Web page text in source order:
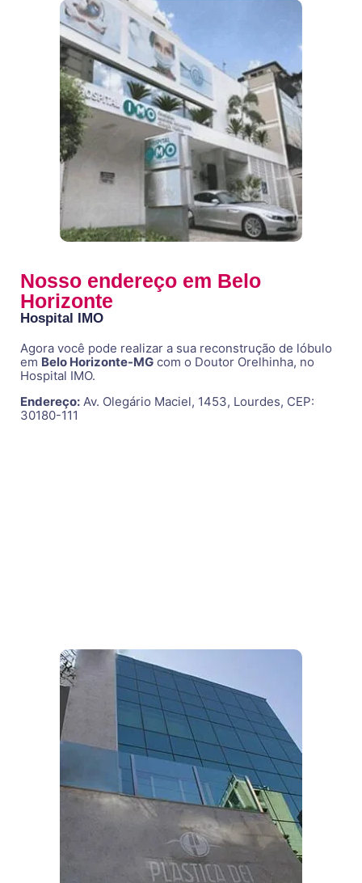
Nosso endereço em Belo
Horizonte
Hospital IMO
Agora você pode realizar a sua reconstrução de lóbulo
em Belo Horizonte-MG com o Doutor Orelhinha, no
Hospital IMO.
Endereço: Av. Olegário Maciel, 1453, Lourdes, CEP:
30180-111